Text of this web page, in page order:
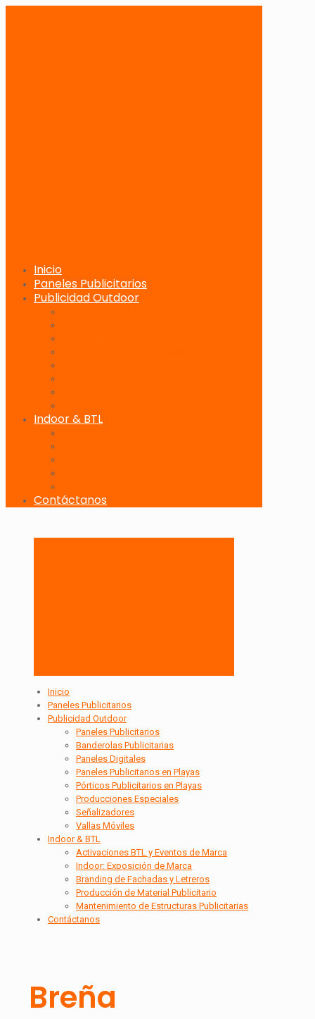
Inicio
Paneles Publicitarios
Publicidad Outdoor
Indoor & BTL
Contáctanos
Inicio
Paneles Publicitarios
Publicidad Outdoor
Paneles Publicitarios
Banderolas Publicitarias
Paneles Digitales
Paneles Publicitarios en Playas
Pórticos Publicitarios en Playas
Producciones Especiales
Señalizadores
Vallas Móviles
Indoor & BTL
Activaciones BTL y Eventos de Marca
Indoor: Exposición de Marca
Branding de Fachadas y Letreros
Producción de Material Publicitario
Mantenimiento de Estructuras Publicitarias
Contáctanos
Breña